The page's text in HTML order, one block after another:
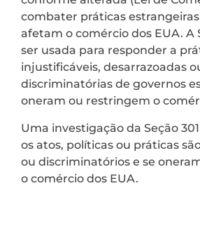
combater práticas
afetam o comércio dos EUA. A
ser usada para responder a
injustificáveis, desarrazoadas
discriminatórias de governos
oneram ou restringem o
Uma investigação da Seção
os atos, políticas ou práticas
ou discriminatórios e se
o comércio dos EUA.